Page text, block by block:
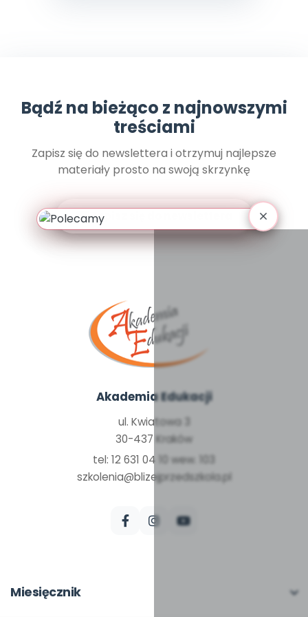
Bądź na bieżąco z najnowszymi
treściami
Zapisz się do newslettera i otrzymuj najlepsze
materiały prosto na swoją skrzynkę
Zapisz się do newslettera
Akademia Edukacji
ul. Kwiatowa 3
30-437 Kraków
tel: 12 631 04 10 wew. 103
szkolenia@blizejprzedszkola.pl
Miesięcznik